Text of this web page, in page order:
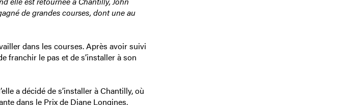
de grandes courses, dont une au
dans les courses. Après avoir suivi
franchir le pas et de s’installer à son
a décidé de s’installer à Chantilly, où
dans le Prix de Diane Longines,